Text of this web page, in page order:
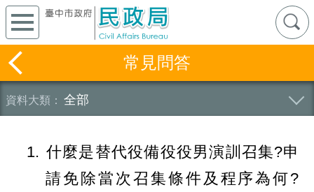
常見問答
全部
1
什麼是替代役備役役男演訓召集?申
請免除當次召集條件及程序為何?